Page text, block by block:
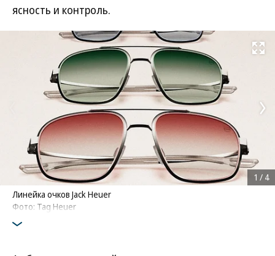
ясность и контроль.
Развернуть
Линейка очков Jack Heuer
Фото: Tag Heuer
1 / 4